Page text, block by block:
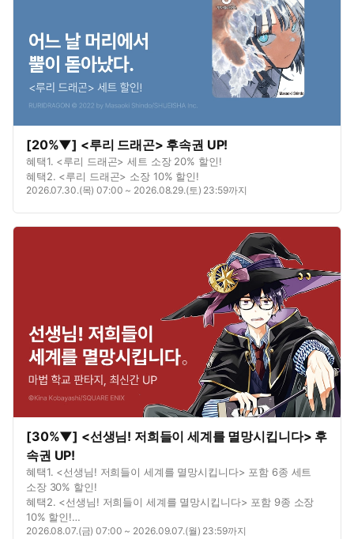
[20%▼] <루리 드래곤> 후속권 UP!
혜택1. <루리 드래곤> 세트 소장 20% 할인!
혜택2. <루리 드래곤> 소장 10% 할인!
2026.07.30.(목) 07:00 ~ 2026.08.29.(토) 23:59까지
[30%▼] <선생님! 저희들이 세계를 멸망시킵니다> 후
속권 UP!
혜택1. <선생님! 저희들이 세계를 멸망시킵니다> 포함 6종 세트
소장 30% 할인!
혜택2. <선생님! 저희들이 세계를 멸망시킵니다> 포함 9종 소장
10% 할인!
혜택3. <선생님! 저희들이 세계를 멸망시킵니다> 포함 4종 총 5권
2026.08.07.(금) 07:00 ~ 2026.09.07.(월) 23:59까지